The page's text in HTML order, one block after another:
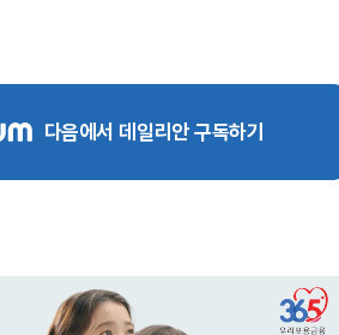
다음에서 데일리안 구독하기